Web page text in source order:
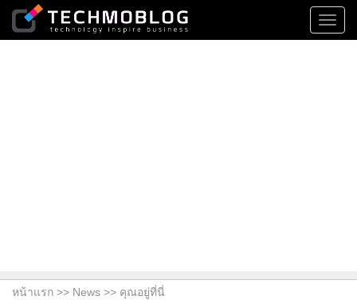
หน้าแรก >> News >> คุณอยู่ที่นี่